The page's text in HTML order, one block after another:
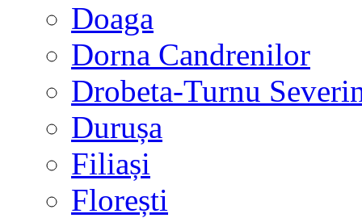
Doaga
Dorna Candrenilor
Drobeta-Turnu
Durușa
Filiași
Florești